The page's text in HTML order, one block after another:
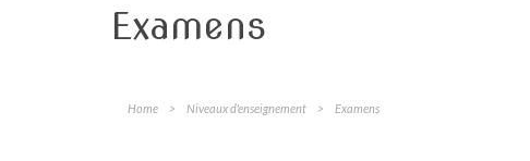
Examens
Home > Niveaux d'enseignement > Examens